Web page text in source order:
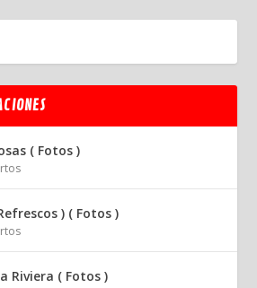
( Fotos )
) ( Fotos )
Riviera ( Fotos )